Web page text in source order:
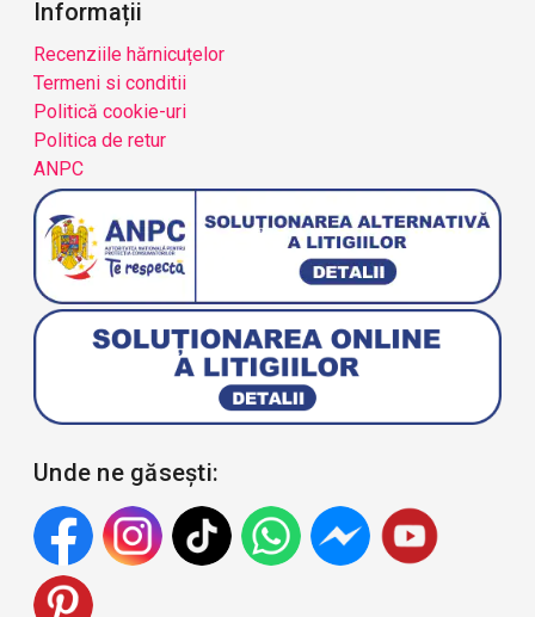
Informații
Recenziile hărnicuțelor
Termeni si conditii
Politică cookie-uri
Politica de retur
ANPC
Unde ne găsești: